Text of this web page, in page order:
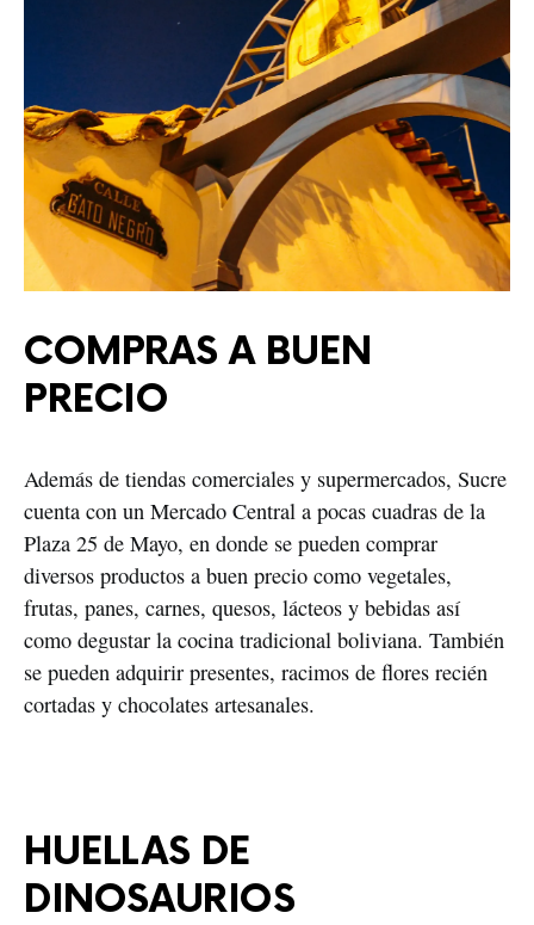
COMPRAS A BUEN
PRECIO
Además de tiendas comerciales y supermercados, Sucre
cuenta con un Mercado Central a pocas cuadras de la
Plaza 25 de Mayo, en donde se pueden comprar
diversos productos a buen precio como vegetales,
frutas, panes, carnes, quesos, lácteos y bebidas así
como degustar la cocina tradicional boliviana. También
se pueden adquirir presentes, racimos de flores recién
cortadas y chocolates artesanales.
HUELLAS DE
DINOSAURIOS